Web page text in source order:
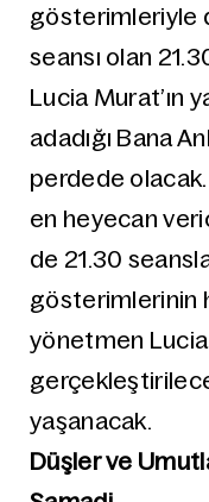
gösterimleriyle
seansı olan
Lucia Murat’ın
adadığı Bana
perdede
en heyecan
de 21.30
gösterimlerinin
yönetmen Lucia
yaşanacak.
Düşler ve